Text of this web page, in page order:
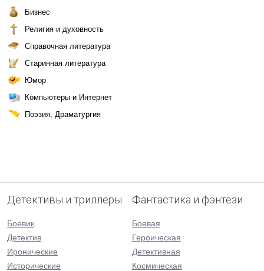
Бизнес
Религия и духовность
Справочная литература
Старинная литература
Юмор
Компьютеры и Интернет
Поэзия, Драматургия
Детективы и триллеры
Боевик
Детектив
Иронические
Исторические
Фантастика и фэнтези
Боевая
Героическая
Детективная
Космическая